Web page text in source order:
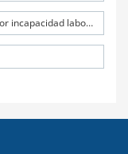
Régimen de Licencias médicas y Subsidios por incapacidad laboral (SIL)